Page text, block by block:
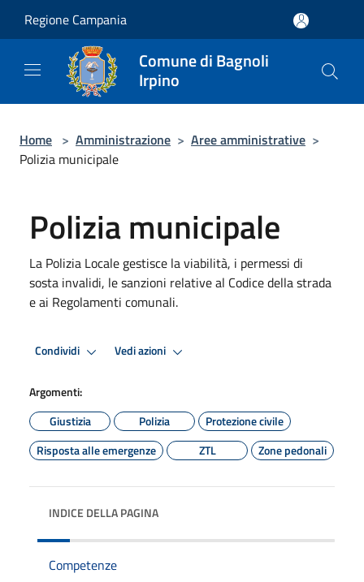
Regione Campania
Comune di Bagnoli
Irpino
Home > Amministrazione > Aree amministrative >
Polizia municipale
Polizia municipale
La Polizia Locale gestisce la viabilità, i permessi di
sosta invalidi, le sanzioni relative al Codice della strada
e ai Regolamenti comunali.
Condividi Vedi azioni
Argomenti:
Giustizia
Polizia
Protezione civile
Risposta alle emergenze
ZTL Zone pedonali
INDICE DELLA PAGINA
Competenze